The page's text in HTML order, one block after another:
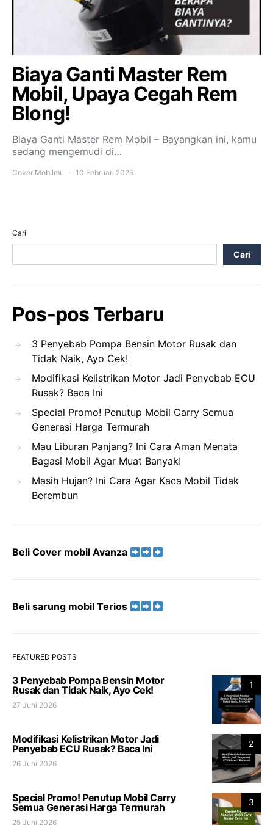
Biaya Ganti Master Rem
Mobil, Upaya Cegah Rem
Blong!
Biaya Ganti Master Rem Mobil – Bayangkan ini, kamu
sedang mengemudi di…
Cover Mobilmu 10 Februari 2025
Cari
Cari
Pos-pos Terbaru
3 Penyebab Pompa Bensin Motor Rusak dan
Tidak Naik, Ayo Cek!
Modifikasi Kelistrikan Motor Jadi Penyebab ECU
Rusak? Baca Ini
Special Promo! Penutup Mobil Carry Semua
Generasi Harga Termurah
Mau Liburan Panjang? Ini Cara Aman Menata
Bagasi Mobil Agar Muat Banyak!
Masih Hujan? Ini Cara Agar Kaca Mobil Tidak
Berembun
Beli Cover mobil Avanza
Beli sarung mobil Terios
FEATURED POSTS
1
3 Penyebab Pompa Bensin Motor
Rusak dan Tidak Naik, Ayo Cek!
27 Juni 2026
2
Modifikasi Kelistrikan Motor Jadi
Penyebab ECU Rusak? Baca Ini
26 Juni 2026
3
Special Promo! Penutup Mobil Carry
Semua Generasi Harga Termurah
25 Juni 2026